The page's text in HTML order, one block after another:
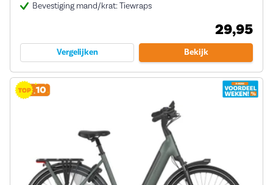
Bevestiging mand/krat: Tiewraps
29,95
Vergelijken Bekijk